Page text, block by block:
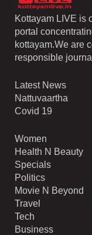
Kottayam LIVE is
portal
kottayam.We are
responsible
Latest News
Nattuvaartha
Covid 19
Women
Health N Beauty
Specials
Politics
Movie N Beyond
Travel
Tech
Business